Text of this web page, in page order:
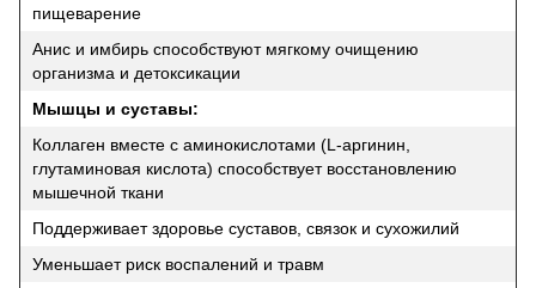
пищеварение
Анис и имбирь способствуют мягкому очищению
организма и детоксикации
Мышцы и суставы:
Коллаген вместе с аминокислотами (L-аргинин,
глутаминовая кислота) способствует восстановлению
мышечной ткани
Поддерживает здоровье суставов, связок и сухожилий
Уменьшает риск воспалений и травм